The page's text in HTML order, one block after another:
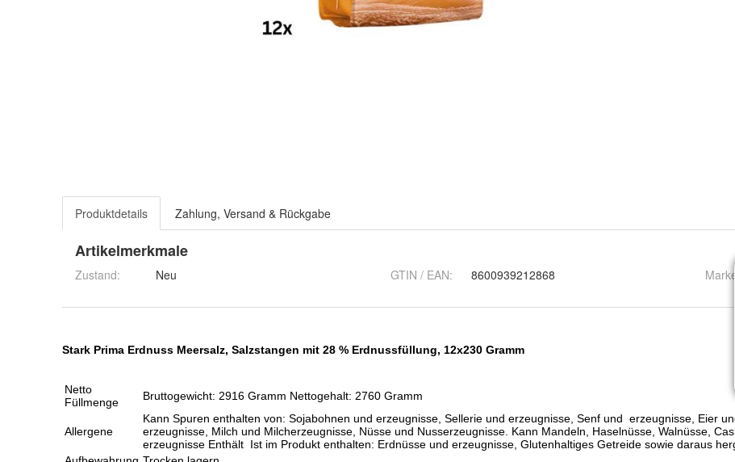
Produktdetails Zahlung, Versand & Rückgabe
Artikelmerkmale
Zustand: Neu GTIN / EAN: 8600939212868 Marke: